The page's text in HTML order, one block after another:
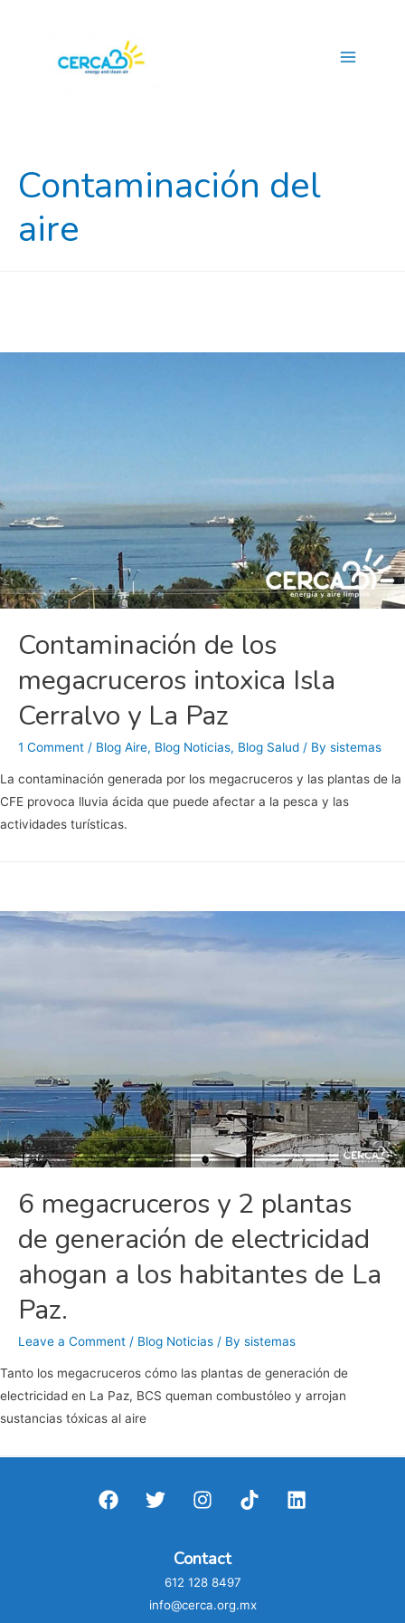
Contaminación del
aire
Contaminación de los
megacruceros intoxica Isla
Cerralvo y La Paz
1 Comment / Blog Aire, Blog Noticias, Blog Salud / By sistemas
La contaminación generada por los megacruceros y las plantas de la
CFE provoca lluvia ácida que puede afectar a la pesca y las
actividades turísticas.
6 megacruceros y 2 plantas
de generación de electricidad
ahogan a los habitantes de La
Paz.
Leave a Comment / Blog Noticias / By sistemas
Tanto los megacruceros cómo las plantas de generación de
electricidad en La Paz, BCS queman combustóleo y arrojan
sustancias tóxicas al aire
Contact
612 128 8497
info@cerca.org.mx